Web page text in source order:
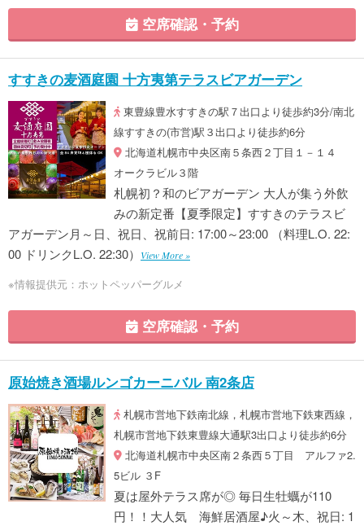
空席確認・予約
すすきの麦酒庭園 十方夷第テラスビアガーデン
東豊線豊水すすきの駅７出口より徒歩約3分/南北
線すすきの(市営)駅３出口より徒歩約6分
北海道札幌市中央区南５条西２丁目１－１４
オークラビル３階
札幌初？和のビアガーデン 大人が集う外飲
みの新定番【夏季限定】すすきのテラスビ
アガーデン月～日、祝日、祝前日: 17:00～23:00 （料理L.O. 22:
00 ドリンクL.O. 22:30）
View More »
※情報提供元：ホットペッパーグルメ
空席確認・予約
原始焼き酒場ルンゴカーニバル 南2条店
札幌市営地下鉄南北線，札幌市営地下鉄東西線，
札幌市営地下鉄東豊線大通駅3出口より徒歩約6分
北海道札幌市中央区南２条西５丁目 アルファ2.
5ビル ３F
夏は屋外テラス席が◎ 毎日生牡蠣が110
円！！大人気 海鮮居酒屋♪火～木、祝日: 1